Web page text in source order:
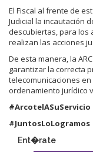
El Fiscal al frente de
Judicial la incautación
descubiertas, para los
realizan las acciones
De esta manera, la
garantizar la correcta
telecomunicaciones
ordenamiento jurídico
#ArcotelASuServicio
#JuntosLoLogramos
Ent�rate